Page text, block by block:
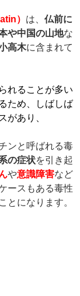
） は、仏前に
や中国の山地な
高木に含まれて
れることが多い
ため、しばしば
があり、
ンと呼ばれる毒
の症状を引き起
や意識障害など
ースもある毒性
とになります。